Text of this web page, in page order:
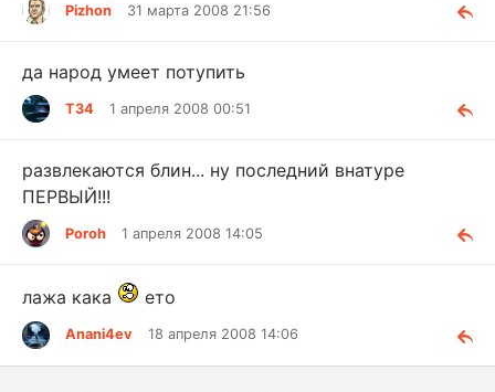
Pizhon 31 марта 2008 21:56
да народ умеет потупить
T34 1 апреля 2008 00:51
развлекаются блин... ну последний внатуре
ПЕРВЫЙ!!!
Poroh 1 апреля 2008 14:05
лажа кака ето
Anani4ev 18 апреля 2008 14:06